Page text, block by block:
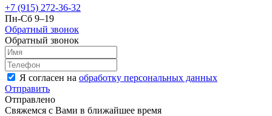
+7 (915) 272-36-32
Пн-Сб 9–19
Обратный звонок
Обратный звонок
Я согласен на обработку персональных данных
Отправить
Отправлено
Свяжемся с Вами в ближайшее время